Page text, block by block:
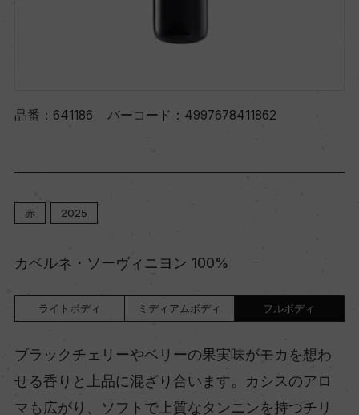
品番： 641186 バーコード： 4997678411862
赤 2025
カベルネ・ソーヴィニヨン 100%
ライトボディ ミディアムボディ フルボディ
ブラックチェリーやベリーの果実味がモカを想わ
せる香りと上品に混ざり合います。カシスのアロ
マも広がり、ソフトで上質なタンニンを持つチリ